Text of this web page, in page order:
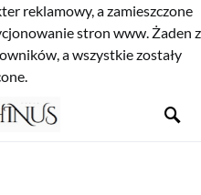
reklamowy, a zamieszczone
stron www. Żaden z
a wszystkie zostały